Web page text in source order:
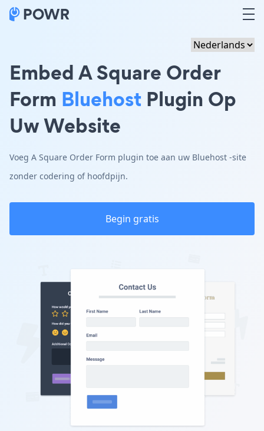
Embed A Square Order
Form Bluehost Plugin Op
Uw Website
Voeg A Square Order Form plugin toe aan uw Bluehost -site
zonder codering of hoofdpijn.
Begin gratis